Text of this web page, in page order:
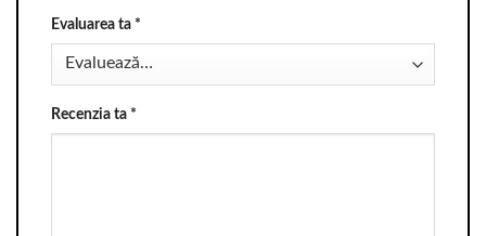
Evaluarea ta *
Recenzia ta *